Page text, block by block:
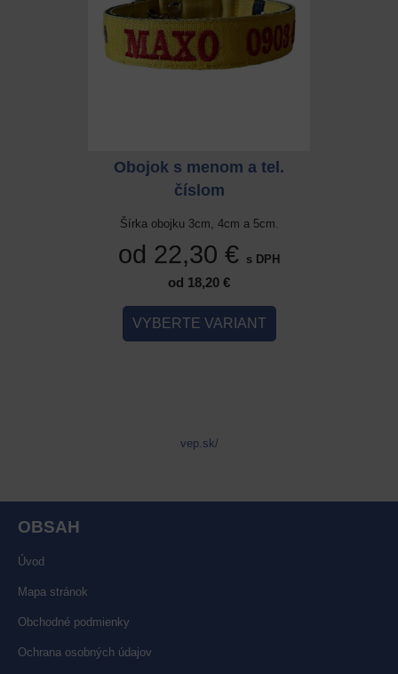
Obojok s menom a tel.
číslom
Šírka obojku 3cm, 4cm a 5cm.
od 22,30 € s DPH
od 18,20 €
VYBERTE VARIANT
vep.sk/
OBSAH
Úvod
Mapa stránok
Obchodné podmienky
Ochrana osobných údajov